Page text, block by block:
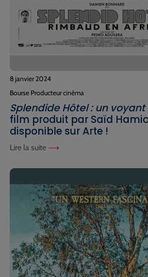
8 janvier 2024
Bourse Producteur cinéma
Splendide Hôtel : un
film produit par Saïd
disponible sur Arte !
Lire la suite